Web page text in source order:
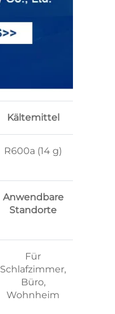
Kältemittel
R600a (14 g)
Anwendbare
Standorte
Für
Schlafzimmer,
Büro,
Wohnheim